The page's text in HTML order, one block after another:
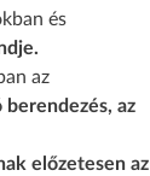
és
az
az
előzetesen az